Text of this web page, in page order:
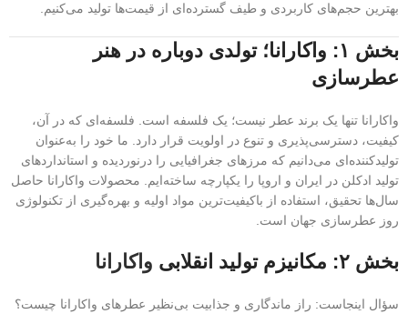
بهترین حجم‌های کاربردی و طیف گسترده‌ای از قیمت‌ها تولید می‌کنیم.
بخش ۱: واکارانا؛ تولدی دوباره در هنر
عطرسازی
واکارانا تنها یک برند عطر نیست؛ یک فلسفه است. فلسفه‌ای که در آن،
کیفیت، دسترسی‌پذیری و تنوع در اولویت قرار دارد. ما خود را به‌عنوان
تولیدکننده‌ای می‌دانیم که مرزهای جغرافیایی را درنوردیده و استانداردهای
تولید ادکلن در ایران و اروپا را یکپارچه ساخته‌ایم. محصولات واکارانا حاصل
سال‌ها تحقیق، استفاده از باکیفیت‌ترین مواد اولیه و بهره‌گیری از تکنولوژی
روز عطرسازی جهان است.
بخش ۲: مکانیزم تولید انقلابی واکارانا
سؤال اینجاست: راز ماندگاری و جذابیت بی‌نظیر عطرهای واکارانا چیست؟